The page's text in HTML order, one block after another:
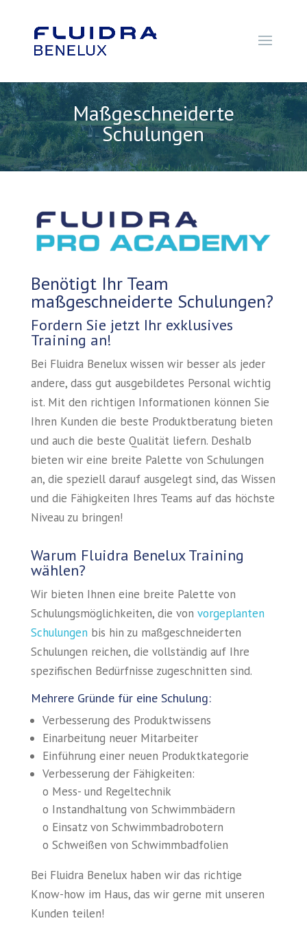
Maßgeschneiderte
Schulungen
Benötigt Ihr Team
maßgeschneiderte Schulungen?
Fordern Sie jetzt Ihr exklusives
Training an!
Bei Fluidra Benelux wissen wir besser als jeder
andere, dass gut ausgebildetes Personal wichtig
ist. Mit den richtigen Informationen können Sie
Ihren Kunden die beste Produktberatung bieten
und auch die beste Qualität liefern. Deshalb
bieten wir eine breite Palette von Schulungen
an, die speziell darauf ausgelegt sind, das Wissen
und die Fähigkeiten Ihres Teams auf das höchste
Niveau zu bringen!
Warum Fluidra Benelux Training
wählen?
Wir bieten Ihnen eine breite Palette von
Schulungsmöglichkeiten, die von vorgeplanten
Schulungenbis hin zu maßgeschneiderten
Schulungen reichen, die vollständig auf Ihre
spezifischen Bedürfnisse zugeschnitten sind.
Mehrere Gründe für eine Schulung:
Verbesserung des Produktwissens
Einarbeitung neuer Mitarbeiter
Einführung einer neuen Produktkategorie
Verbesserung der Fähigkeiten:
o Mess- und Regeltechnik
o Instandhaltung von Schwimmbädern
o Einsatz von Schwimmbadrobotern
o Schweißen von Schwimmbadfolien
Bei Fluidra Benelux haben wir das richtige
Know-how im Haus, das wir gerne mit unseren
Kunden teilen!